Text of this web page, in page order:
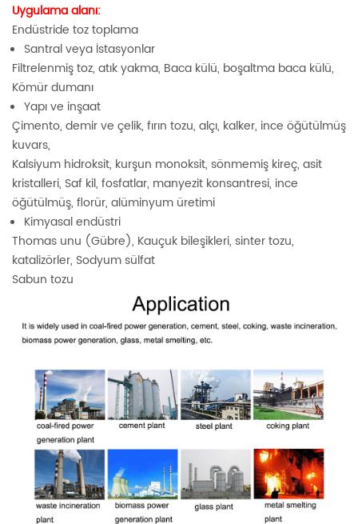
Uygulama alanı:
Endüstride toz toplama
Santral veya İstasyonlar
Filtrelenmiş toz, atık yakma, Baca külü, boşaltma baca külü,
Kömür dumanı
Yapı ve inşaat
Çimento, demir ve çelik, fırın tozu, alçı, kalker, ince öğütülmüş
kuvars,
Kalsiyum hidroksit, kurşun monoksit, sönmemiş kireç, asit
kristalleri, Saf kil, fosfatlar, manyezit konsantresi, ince
öğütülmüş, florür, alüminyum üretimi
Kimyasal endüstri
Thomas unu (Gübre), Kauçuk bileşikleri, sinter tozu,
katalizörler, Sodyum sülfat
Sabun tozu